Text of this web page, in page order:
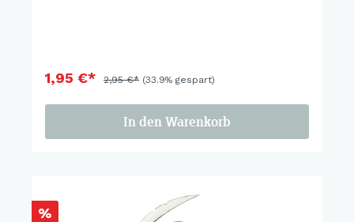
1,95 €* 2,95 €* (33.9% gespart)
In den Warenkorb
%